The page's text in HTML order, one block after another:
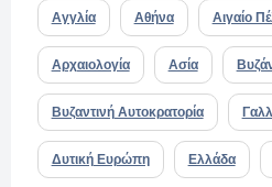
Αγγλία Αθήνα Αιγαίο
Αρχαιολογία Ασία
Βυζαντινή Αυτοκρατορία
Δυτική Ευρώπη Ελλάδα